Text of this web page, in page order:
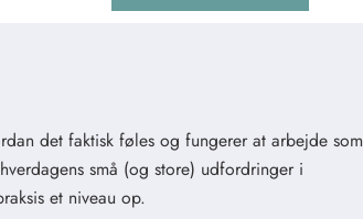
det faktisk føles og fungerer at arbejde som
små (og store) udfordringer i
et niveau op.